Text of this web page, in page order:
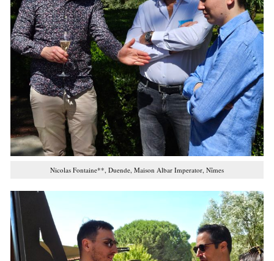
Nicolas Fontaine**, Duende, Maison Albar Imperator, Nîmes